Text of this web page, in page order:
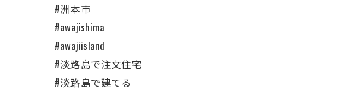
#洲本市
#awajishima
#awajiisland
#淡路島で注文住宅
#淡路島で建てる